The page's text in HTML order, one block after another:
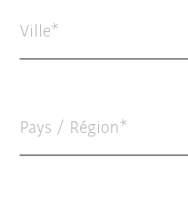
Ville
Pays / Région*